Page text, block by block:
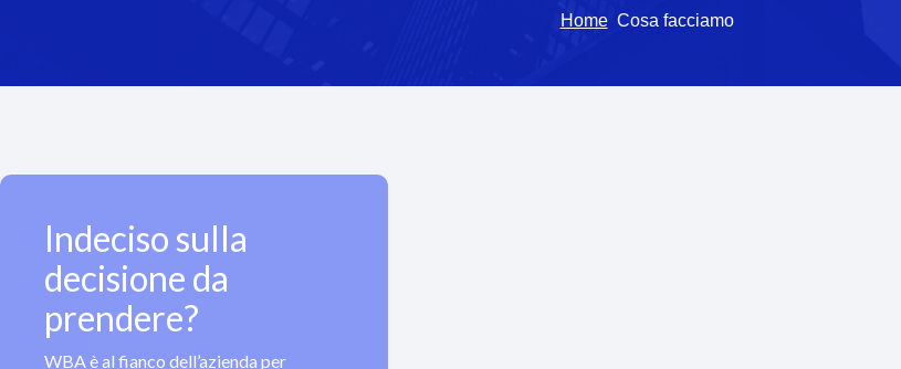
Home Cosa facciamo
Indeciso sulla
decisione da
prendere?
WBA è al fianco dell’azienda per